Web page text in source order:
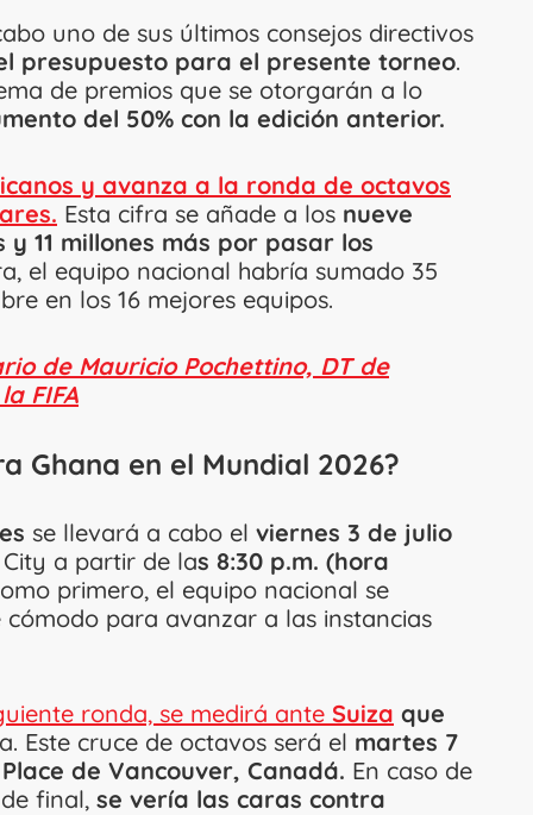
uno de sus últimos consejos directivos
presupuesto para el presente torneo.
de premios que se otorgarán a lo
del 50% con la edición anterior.
y avanza a la ronda de octavos
Esta cifra se añade a los nueve
11 millones más por pasar los
el equipo nacional habría sumado 35
en los 16 mejores equipos.
de Mauricio Pochettino, DT de
FIFA
Ghana en el Mundial 2026?
se llevará a cabo el viernes 3 de julio
a partir de las 8:30 p.m. (hora
primero, el equipo nacional se
para avanzar a las instancias
ronda, se medirá ante Suiza que
Este cruce de octavos será el martes 7
de Vancouver, Canadá. En caso de
final, se vería las caras contra